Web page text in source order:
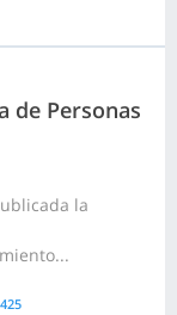
de Personas
la